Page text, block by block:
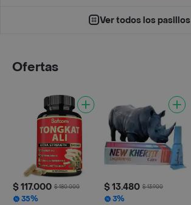
Ver todos los pasillos
Ofertas
$ 117.000 $ 180.000
35%
$ 13.480 $ 13.900
3%